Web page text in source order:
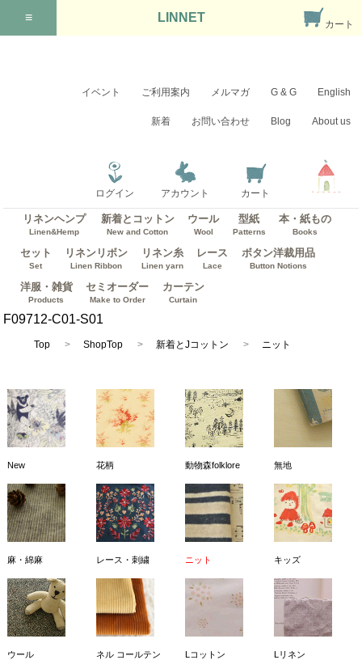
English
G & G
メルマガ
ご利用案内
イベント
About us
Blog
お問い合わせ
新着
ログイン アカウント カート
リネンヘンプ
Linen&Hemp
新着とコットン
New and Cotton
ウール
Wool
型紙
Patterns
本・紙もの
Books
セット
Set
リネンリボン
Linen Ribbon
リネン糸
Linen yarn
レース
Lace
ボタン洋裁用品
Button Notions
洋服・雑貨
Products
セミオーダー
Make to Order
カーテン
Curtain
F09712-C01-S01
Top ShopTop 新着とJコットン ニット
New 花柄 動物森folklore 無地
麻・綿麻 レース・刺繍 ニット キッズ
ウール ネル コールテン Lコットン Lリネン
≡ LINNET カート